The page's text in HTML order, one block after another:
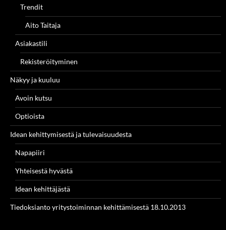
Trendit
Aito Taitaja
Asiakastili
Rekisteröityminen
Näkyy ja kuuluu
Avoin kutsu
Optioista
Idean kehittymisestä ja tulevaisuudesta
Napapiiri
Yhteisestä hyvästä
Idean kehittäjästä
Tiedoksianto yritystoiminnan kehittämisestä 18.10.2013